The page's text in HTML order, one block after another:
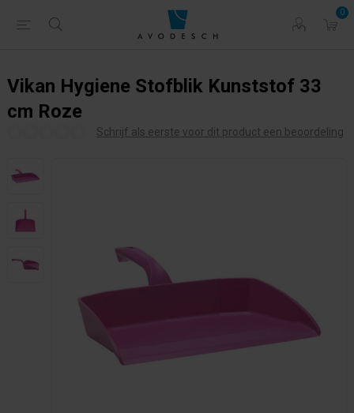
0
Vikan Hygiene Stofblik Kunststof 33
cm Roze
Schrijf als eerste voor dit product een beoordeling